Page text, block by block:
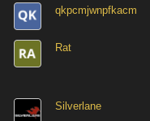
qkpcmjwnpfkacm
Rat
Silverlane